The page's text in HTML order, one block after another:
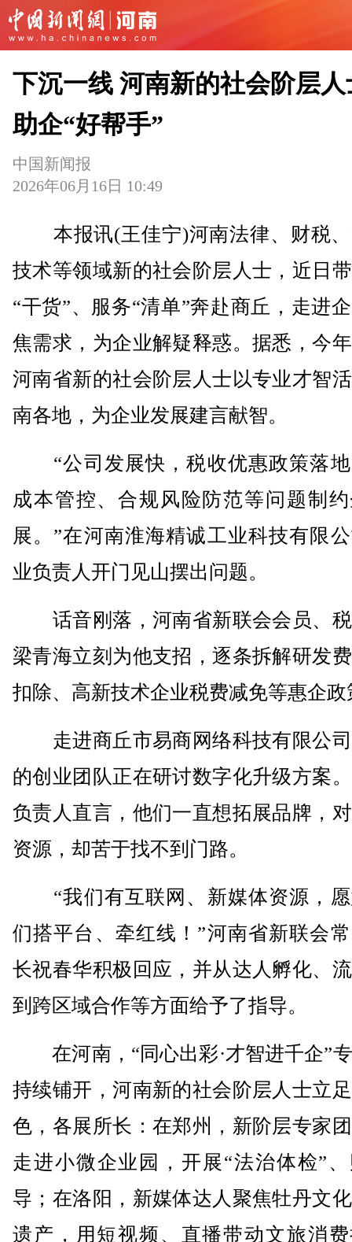
下沉一线 河南新的社会阶层人
助企“好帮手”
中国新闻报
2026年06月16日 10:49
本报讯(王佳宁)河南法律、财税、
技术等领域新的社会阶层人士，近日
“干货”、服务“清单”奔赴商丘，走进
焦需求，为企业解疑释惑。据悉，今
河南省新的社会阶层人士以专业才智
南各地，为企业发展建言献智。
“公司发展快，税收优惠政策落地
成本管控、合规风险防范等问题制
展。”在河南淮海精诚工业科技有限
业负责人开门见山摆出问题。
话音刚落，河南省新联会会员、
梁青海立刻为他支招，逐条拆解研发
扣除、高新技术企业税费减免等惠企政
走进商丘市易商网络科技有限公
的创业团队正在研讨数字化升级方案
负责人直言，他们一直想拓展品牌，
资源，却苦于找不到门路。
“我们有互联网、新媒体资源，愿
们搭平台、牵红线！”河南省新联会
长祝春华积极回应，并从达人孵化、
到跨区域合作等方面给予了指导。
在河南，“同心出彩·才智进千企”
持续铺开，河南新的社会阶层人士立
色，各展所长：在郑州，新阶层专家
走进小微企业园，开展“法治体检”
导；在洛阳，新媒体达人聚焦牡丹文
遗产，用短视频、直播带动文旅消